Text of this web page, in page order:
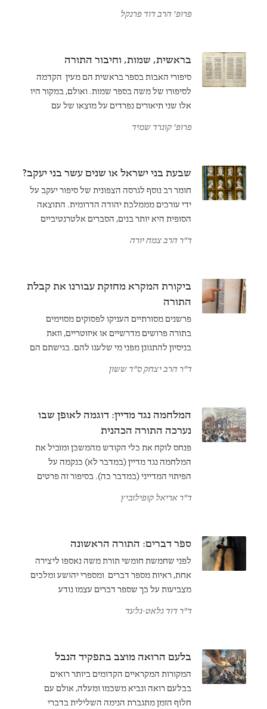
פרופ' הרב דוד פרנקל
בראשית, שמות, וחיבור התורה
סיפורי האבות בספר בראשית הם מעין הקדמה
לסיפורו של משה בספר שמות. ואולם, במקור היו
אלו שני תיאורים נפרדים על מוצאו של עם
המחבר הכוהני בתקופה שלאחר גלות בבל.
פרופ' קונרד שמיד
שבעת בני ישראל או שנים עשר בני יעקב?
חומר רב נוסף לגרסה הצפונית של סיפור יעקב על
ידי עורכים מממלכת יהודה הדרומית. התוצאה
הסופית היא יותר בנים, הסברים אלטרנטיביים
ד"ר הרב צמח יורה
ביקורת המקרא מחזקת עבורנו את קבלת
התורה
פרשנים מסורתיים העניקו לפסוקים מסוימים
בתורה פרושים מדרשיים או איזוטריים, וזאת
בניסיון להתגונן מפני מי שלעגו להם. בגישתם הם
אכן חסרי ערך. למרבה המזל, ביקורת המקרא
אפולוגטית.
ד"ר הרב יצחק ס"ד ששון
המלחמה נגד מדיין: דוגמה לאופן שבו
נערכה התורה הכהנית
פנחס לוקח את כלי הקודש מהמשכן ומוביל את
המלחמה נגד מדיין (במדבר לא) כנקמה על
הפיתוי המדייני (במדבר כה). בסיפור זה פרטים
רבים הסותרים כתובים אחרים במקור הכהני, ובכך
מספקים לנו הצצה לאופן שבו נערכה התורה
ד"ר אריאל קופילוביץ
ספר דברים: התורה הראשונה
לפני שחמשת חומשי תורת משה נאספו ליצירה
אחת, ראיות מספר דברים ומספרי יהושע ומלכים
מצביעות על כך שספר דברים עצמו נודע
כ"התורה".
ד"ר דוד גלאט-גלעד
בלעם הרואה מוצב בתפקיד הנבל
המקורות המקראיים הקדומים ביותר רואים
בבלעם רואה ונביא משכמו ומעלה, אולם עם
חלוף הזמן מתגברת הנימה השלילית בדברי